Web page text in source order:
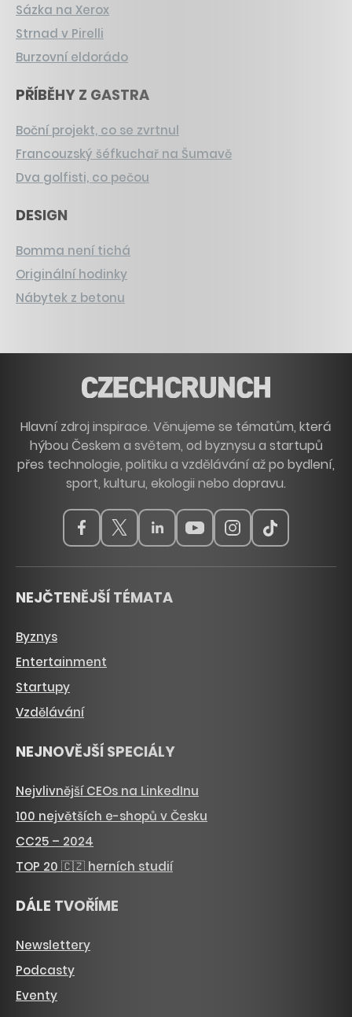
Sázka na Xerox
Strnad v Pirelli
Burzovní eldorádo
PŘÍBĚHY Z GASTRA
Boční projekt, co se zvrtnul
Francouzský šéfkuchař na Šumavě
Dva golfisti, co pečou
DESIGN
Bomma není tichá
Originální hodinky
Nábytek z betonu
Hlavní zdroj inspirace. Věnujeme se tématům, která
hýbou Českem a světem, od byznysu a startupů
přes technologie, politiku a vzdělávání až po bydlení,
sport, kulturu, ekologii nebo dopravu.
NEJČTENĚJŠÍ TÉMATA
Byznys
Entertainment
Startupy
Vzdělávání
NEJNOVĚJŠÍ SPECIÁLY
Nejvlivnější CEOs na LinkedInu
100 největších e-shopů v Česku
CC25 – 2024
TOP 20 🇨🇿 herních studií
DÁLE TVOŘÍME
Newslettery
Podcasty
Eventy